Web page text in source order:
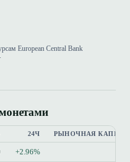
European Central Bank
24Ч РЫНОЧНАЯ
+2.96%